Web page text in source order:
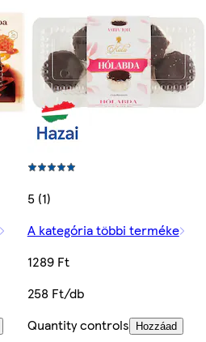
5 (1)
A kategória többi terméke
1289 Ft
258 Ft/db
Quantity controls
Hozzáad